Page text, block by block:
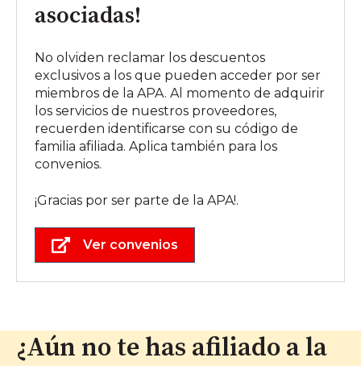
asociadas!
No olviden reclamar los descuentos
exclusivos a los que pueden acceder por ser
miembros de la APA. Al momento de adquirir
los servicios de nuestros proveedores,
recuerden identificarse con su código de
familia afiliada. Aplica también para los
convenios.
¡Gracias por ser parte de la APA!.
Ver convenios
¿Aún no te has afiliado a la